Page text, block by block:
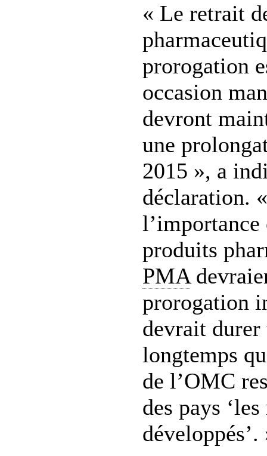
« Le retrait
prorogation
occasion
devront
une
2015 », a
déclaration.
produits
PMA
prorogation
devrait durer
longtemps
de l’OMC
des pays
développés’.